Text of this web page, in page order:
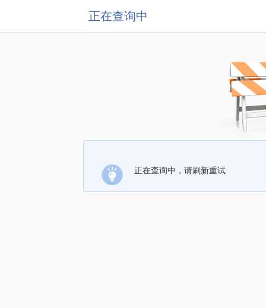
正在查询中
正在查询中，请刷新重试